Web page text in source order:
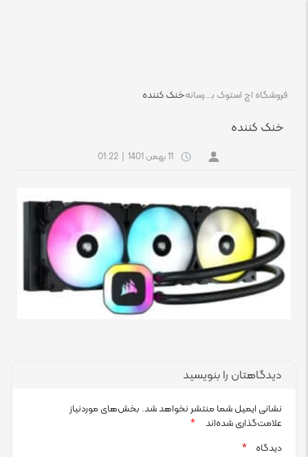
فروشگاه اچ استوک بازار انلاین تجهیزات کامپیوتر استوکرسانهخنک کننده
خنک کننده
11 بهمن 1401 01:22
دیدگاهتان را بنویسید
نشانی ایمیل شما منتشر نخواهد شد. بخش‌های موردنیاز
علامت‌گذاری شده‌اند
*
دیدگاه
*